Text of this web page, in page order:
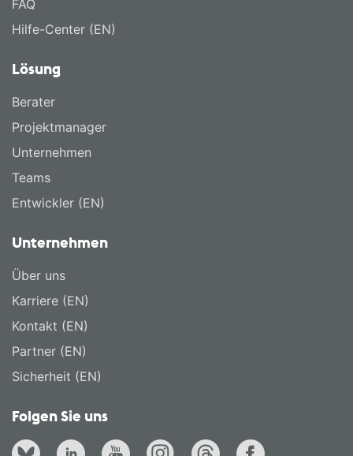
FAQ
Hilfe-Center (EN)
Lösung
Berater
Projektmanager
Unternehmen
Teams
Entwickler (EN)
Unternehmen
Über uns
Karriere (EN)
Kontakt (EN)
Partner (EN)
Sicherheit (EN)
Folgen Sie uns